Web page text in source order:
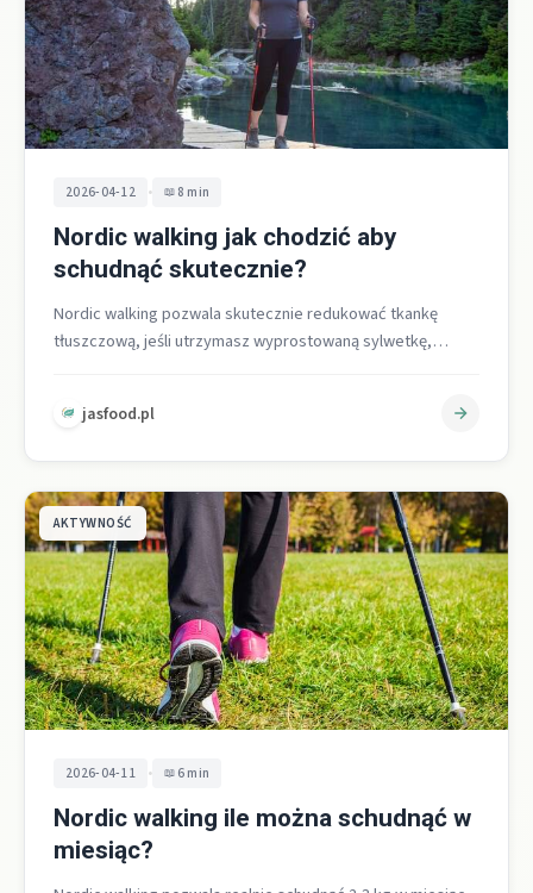
2026-04-12 • 8 min
Nordic walking jak chodzić aby
schudnąć skutecznie?
Nordic walking pozwala skutecznie redukować tkankę
tłuszczową, jeśli utrzymasz wyprostowaną sylwetkę,
jasfood.pl
AKTYWNOŚĆ
2026-04-11 • 6 min
Nordic walking ile można schudnąć w
miesiąc?